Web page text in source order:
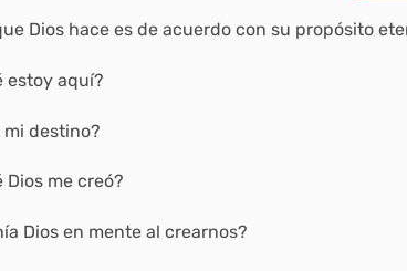
Dios hace es de acuerdo con su propósito
estoy aquí?
mi destino?
Dios me creó?
Dios en mente al crearnos?